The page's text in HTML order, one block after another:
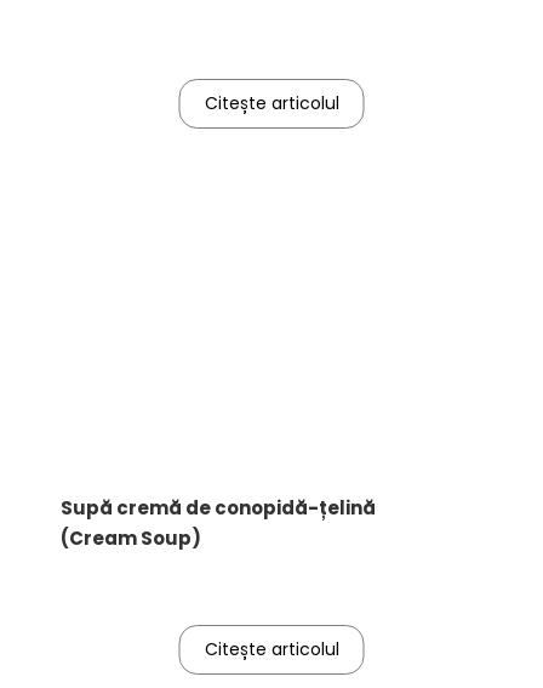
Citește articolul
Supă cremă de conopidă-țelină
(Cream Soup)
Citește articolul